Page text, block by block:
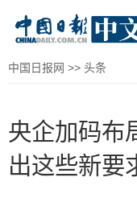
中国日报网 >> 头条
央企加码布
出这些新要